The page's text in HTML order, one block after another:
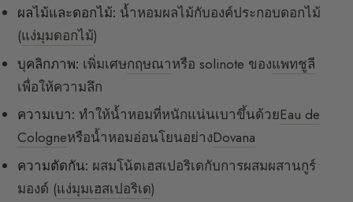
ผลไม้และดอกไม้: น้ำหอมผลไม้กับองค์ประกอบดอกไม้
(แง่มุมดอกไม้)
บุคลิกภาพ: เพิ่มเศษกฤษณาหรือ solinote ของแพทชูลี
เพื่อให้ความลึก
ความเบา: ทำให้น้ำหอมที่หนักแน่นเบาขึ้นด้วยEau de
Cologneหรือน้ำหอมอ่อนโยนอย่างDovana
ความตัดกัน: ผสมโน้ตเฮสเปอริเดกับการผสมผสานกูร์
มองด์ (แง่มุมเฮสเปอริเด)